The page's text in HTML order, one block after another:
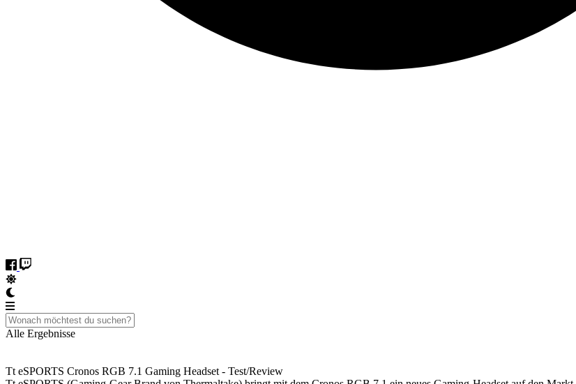
Alle Ergebnisse
Tt eSPORTS Cronos RGB 7.1 Gaming Headset - Test/Review